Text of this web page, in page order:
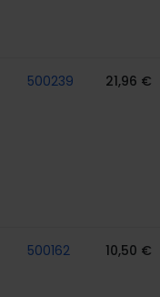
500239 21,96 €
500162 10,50 €